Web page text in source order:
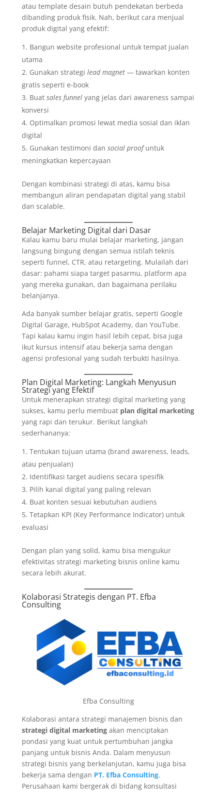
atau template desain butuh pendekatan berbeda
dibanding produk fisik. Nah, berikut cara menjual
produk digital yang efektif:
Bangun website profesional untuk tempat jualan
utama
Gunakan strategi lead magnet— tawarkan konten
gratis seperti e-book
Buat sales funnelyang jelas dari awareness sampai
konversi
Optimalkan promosi lewat media sosial dan iklan
digital
Gunakan testimoni dan social proofuntuk
meningkatkan kepercayaan
Dengan kombinasi strategi di atas, kamu bisa
membangun aliran pendapatan digital yang stabil
dan scalable.
Belajar Marketing Digital dari Dasar
Kalau kamu baru mulai belajar marketing, jangan
langsung bingung dengan semua istilah teknis
seperti funnel, CTR, atau retargeting. Mulailah dari
dasar: pahami siapa target pasarmu, platform apa
yang mereka gunakan, dan bagaimana perilaku
belanjanya.
Ada banyak sumber belajar gratis, seperti Google
Digital Garage, HubSpot Academy, dan YouTube.
Tapi kalau kamu ingin hasil lebih cepat, bisa juga
ikut kursus intensif atau bekerja sama dengan
agensi profesional yang sudah terbukti hasilnya.
Plan Digital Marketing: Langkah Menyusun
Strategi yang Efektif
Untuk menerapkan strategi digital marketing yang
sukses, kamu perlu membuat plan digital marketing
yang rapi dan terukur. Berikut langkah
sederhananya:
Tentukan tujuan utama (brand awareness, leads,
atau penjualan)
Identifikasi target audiens secara spesifik
Pilih kanal digital yang paling relevan
Buat konten sesuai kebutuhan audiens
Tetapkan KPI (Key Performance Indicator) untuk
evaluasi
Dengan plan yang solid, kamu bisa mengukur
efektivitas strategi marketing bisnis online kamu
secara lebih akurat.
Kolaborasi Strategis dengan PT. Efba
Consulting
Efba Consulting
Kolaborasi antara strategi manajemen bisnis dan
strategi digital marketingakan menciptakan
pondasi yang kuat untuk pertumbuhan jangka
panjang untuk bisnis Anda. Dalam menyusun
strategi bisnis yang berkelanjutan, kamu juga bisa
bekerja sama dengan PT. Efba Consulting.
Perusahaan kami bergerak di bidang konsultasi